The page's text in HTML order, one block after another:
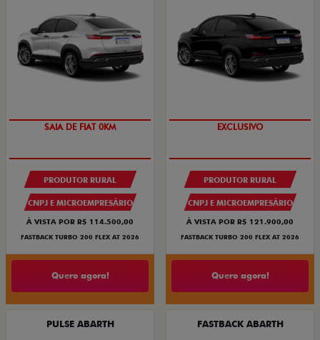
OPORTUNIDADE
PRODUTOR RURAL
CNPJ E MICROEMPRESÁRIO
À VISTA POR R$ 114.500,00
FASTBACK TURBO 200 FLEX AT 2026
Quero agora!
COMPLETO
PRODUTOR RURAL
CNPJ E MICROEMPRESÁRIO
À VISTA POR R$ 121.900,00
FASTBACK TURBO 200 FLEX AT 2026
Quero agora!
PULSE ABARTH FASTBACK ABARTH